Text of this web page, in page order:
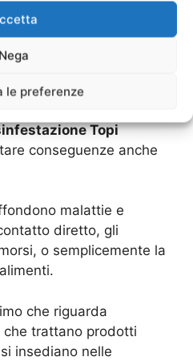
Nega
le preferenze
notare la
e giardini, è
Topi
conseguenze anche
malattie e
diretto, gli
o semplicemente la
che riguarda
trattano prodotti
insediano nelle